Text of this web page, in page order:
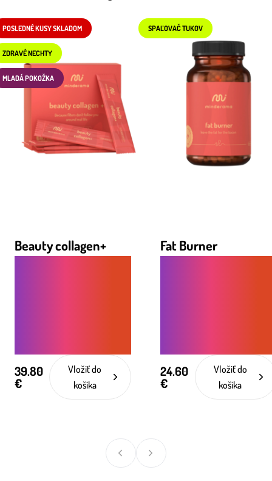
POSLEDNÉ KUSY SKLADOM
ZDRAVÉ NECHTY
MLADÁ POKOŽKA
Beauty collagen+
39.80
€
Vložiť do
košíka
SPAĽOVAČ TUKOV
Fat Burner
24.60
€
Vložiť do
košíka